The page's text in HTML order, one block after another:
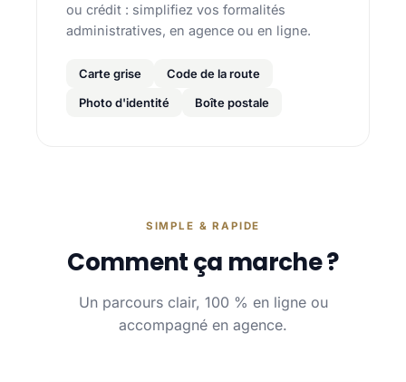
ou crédit : simplifiez vos formalités
administratives, en agence ou en ligne.
Carte grise
Code de la route
Photo d'identité
Boîte postale
SIMPLE & RAPIDE
Comment ça marche ?
Un parcours clair, 100 % en ligne ou
accompagné en agence.